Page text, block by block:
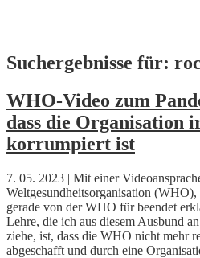
Skip
to
Suchergebnisse für:
WHO-Video zum
dass die Organisation
korrumpiert ist
7. 05. 2023 | Mit einer
Weltgesundheitsorganisation (WHO),
gerade von der WHO für beendet
Lehre, die ich aus diesem Ausbund
ziehe, ist, dass die WHO nicht mehr
abgeschafft und durch eine